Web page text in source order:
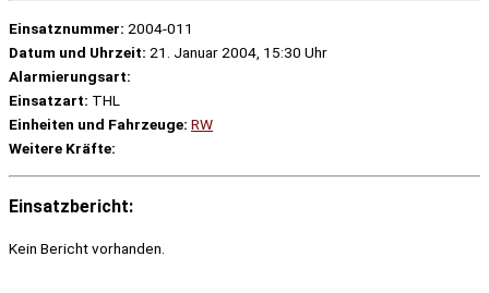
Einsatznummer: 2004-011
Datum und Uhrzeit: 21. Januar 2004, 15:30 Uhr
Alarmierungsart:
Einsatzart: THL
Einheiten und Fahrzeuge: RW
Weitere Kräfte:
Einsatzbericht:
Kein Bericht vorhanden.